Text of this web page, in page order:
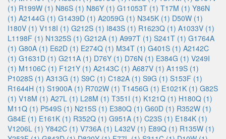
(1) R199W (1) N86S (1) N86Y (1) G11053T (1) T17M (1) Y86N
(1) A2144G (1) G1439D (1) A2059G (1) N345K (1) D50W (1)
I180V (1) V118I (1) G212S (1) I843S (1) R1623Q (1) A1033V (1)
L1198F (1) N1325S (1) G212A (1) A997T (1) S241T (1) G1764A
(1) G80A (1) E62D (1) E274Q (1) M34T (1) G401S (1) A2142C
(1) G1631D (1) G211A (1) D76Y (1) D76N (1) E384G (1) V249I
(1) M1106C (1) F121Y (1) A2143C (1) A687V (1) A119S (1)
P1028S (1) A313G (1) S9C (1) C182A (1) S9G (1) S153F (1)
R1644H (1) S1900A (1) R702W (1) T1456G (1) E1021K (1) G82S
(1) V18M (1) A27L (1) L28M (1) T351I (1) K121Q (1) H180Q (1)
M11Q (1) P549S (1) N215S (1) E380Q (1) G60D (1) R352W (1)
G84E (1) E161K (1) R352Q (1) G951A (1) C23S (1) E184K (1)
V1206L (1) Y842C (1) V736A (1) L432V (1) E89Q (1) R135W (1)